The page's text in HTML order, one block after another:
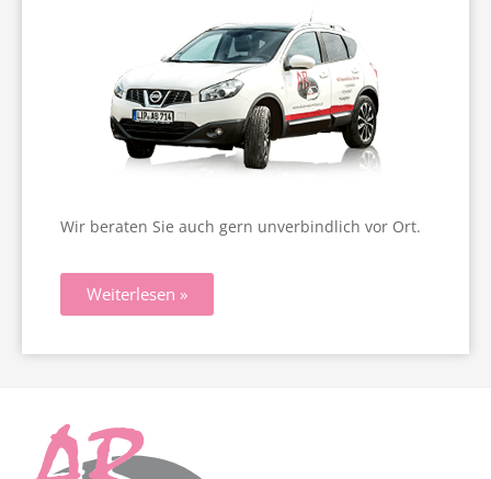
Wir beraten Sie auch gern unverbindlich vor Ort.
Weiterlesen »